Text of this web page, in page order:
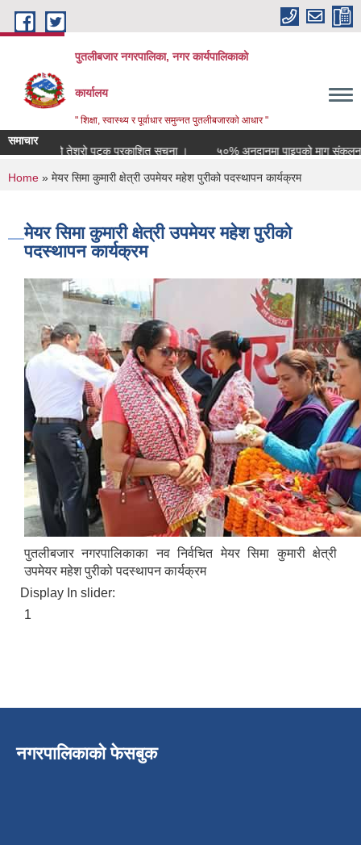
Skip to main content
पुतलीबजार नगरपालिका, नगर कार्यपालिकाको
कार्यालय
" शिक्षा, स्वास्थ्य र पूर्वाधार समुन्नत पुतलीबजारको आधार "
समाचार
आव्हानको तेश्रो पटक प्रकाशित सूचना ।
५०% अनुदानमा पाइपको माग संकलन
You are here
Home » मेयर सिमा कुमारी क्षेत्री उपमेयर महेश पुरीको पदस्थापन कार्यक्रम
मेयर सिमा कुमारी क्षेत्री उपमेयर महेश पुरीको
पदस्थापन कार्यक्रम
पुतलीबजार नगरपालिकाका नव निर्वचित मेयर सिमा कुमारी क्षेत्री
उपमेयर महेश पुरीको पदस्थापन कार्यक्रम
Display In slider:
1
नगरपालिकाको फेसबुक